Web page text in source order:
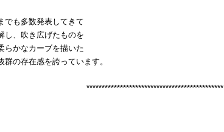
でも多数発表してきて
し、吹き広げたものを
らかなカーブを描いた
の存在感を誇っています。
*********************************************